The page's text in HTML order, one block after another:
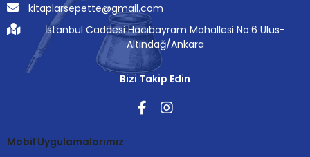
kitaplarsepette@gmail.com
İstanbul Caddesi Hacıbayram Mahallesi No:6 Ulus-
Altındağ/Ankara
Bizi Takip Edin
Mobil Uygulamalarımız